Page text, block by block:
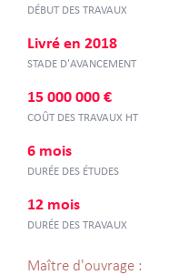
DÉBUT DES TRAVAUX
Livré en 2018
STADE D'AVANCEMENT
15 000 000 €
COÛT DES TRAVAUX HT
6 mois
DURÉE DES ÉTUDES
12 mois
DURÉE DES TRAVAUX
Maître d'ouvrage :